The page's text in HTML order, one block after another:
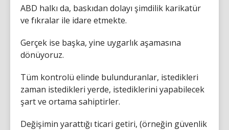
ABD halkı da, baskıdan dolayı şimdilik karikatür
ve fıkralar ile idare etmekte.
Gerçek ise başka, yine uygarlık aşamasına
dönüyoruz.
Tüm kontrolü elinde bulunduranlar, istedikleri
zaman istedikleri yerde, istediklerini yapabilecek
şart ve ortama sahiptirler.
Değişimin yarattığı ticari getiri, (örneğin güvenlik